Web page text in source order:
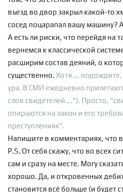
въезд во двор закрыл какой-то
сосед поцарапал вашу машину?
А есть ли риски, что перейдя на
вернемся к классической
расширим состав деяний, о
существенно. Хотя ... подождите,
ура. В СМИ ежедневно
слов свидетелей ..."). Просто,
опираются на закон и его
преступлениях".
Напишите в комментариях, что
P.S. От себя скажу, что во всех
сам и сразу на месте. Могу
хорошо. Да, и откровенных
становится всё больше (и будет